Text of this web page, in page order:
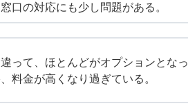
口の対応にも少し問題がある。
って、ほとんどがオプションとなっ
料金が高くなり過ぎている。